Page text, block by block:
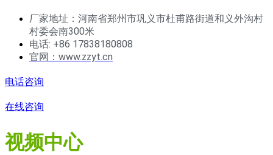
厂家地址：河南省郑州市巩义市杜甫路街道和义外沟村
村委会南300米
电话: +86 17838180808
官网：www.zzyt.cn
电话咨询
在线咨询
视频中心